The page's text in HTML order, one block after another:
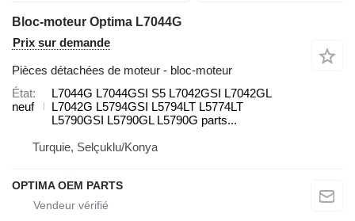
Bloc-moteur Optima L7044G
Prix sur demande
Pièces détachées de moteur - bloc-moteur
État
neuf
L7044G L7044GSI S5 L7042GSI L7042GL
L7042G L5794GSI L5794LT L5774LT
L5790GSI L5790GL L5790G parts...
Turquie, Selçuklu/Konya
OPTIMA OEM PARTS